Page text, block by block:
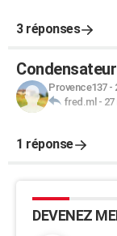
3 réponses
Provence137-
fred.ml - 27
1 réponse
DEVENEZ